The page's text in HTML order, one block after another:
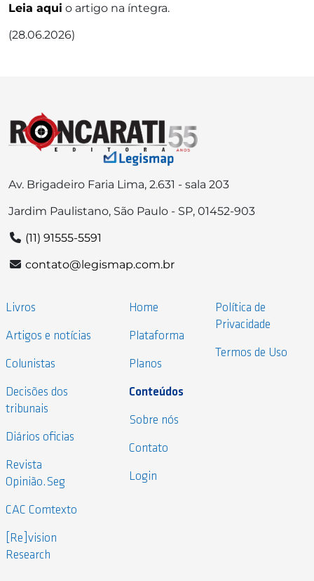
Leia aqui o artigo na íntegra.
(28.06.2026)
Av. Brigadeiro Faria Lima, 2.631 - sala 203
Jardim Paulistano, São Paulo - SP, 01452-903
(11) 91555-5591
contato@legismap.com.br
Livros
Artigos e notícias
Colunistas
Decisões dos
tribunais
Diários oficias
Revista
Opinião.Seg
CAC Comtexto
[Re]vision
Research
Home
Plataforma
Planos
Conteúdos
Sobre nós
Contato
Login
Política de
Privacidade
Termos de Uso